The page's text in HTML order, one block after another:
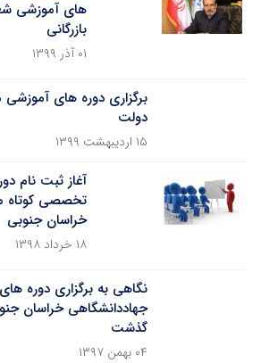
های آموزشی
بازرگانی
۰۱ آذر ۱۳۹۹
برگزاری دوره های آموزشی
دولت
۱۵ اردیبهشت ۱۳۹۹
آغاز ثبت نام
تخصصی کوتاه
خراسان جنوبی
۱۸ خرداد ۱۳۹۸
نگاهی به برگزاری دوره
جهاددانشگاهی خراسان
گذشت
۰۴ بهمن ۱۳۹۷